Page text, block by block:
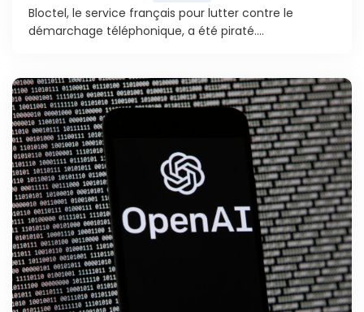
Bloctel, le service français pour lutter contre le
démarchage téléphonique, a été piraté....